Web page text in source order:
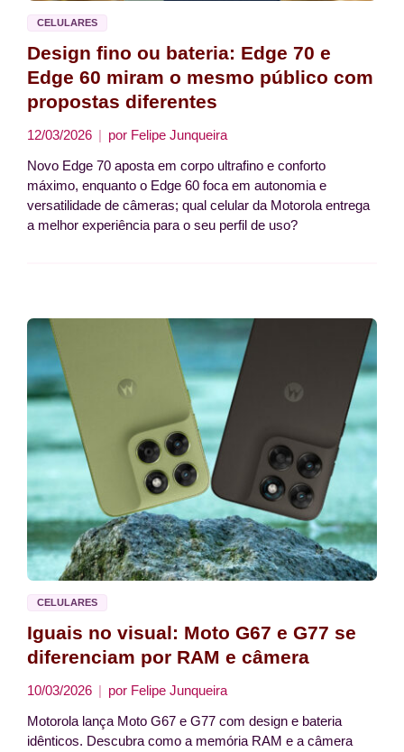
CELULARES
Design fino ou bateria: Edge 70 e
Edge 60 miram o mesmo público com
propostas diferentes
12/03/2026 por Felipe Junqueira
Novo Edge 70 aposta em corpo ultrafino e conforto
máximo, enquanto o Edge 60 foca em autonomia e
versatilidade de câmeras; qual celular da Motorola entrega
a melhor experiência para o seu perfil de uso?
CELULARES
Iguais no visual: Moto G67 e G77 se
diferenciam por RAM e câmera
10/03/2026 por Felipe Junqueira
Motorola lança Moto G67 e G77 com design e bateria
idênticos. Descubra como a memória RAM e a câmera